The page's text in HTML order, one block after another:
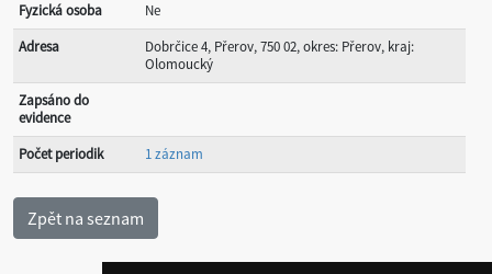
Fyzická osoba
Ne
Adresa
Dobrčice 4, Přerov, 750 02, okres: Přerov, kraj:
Olomoucký
Zapsáno do
evidence
Počet periodik
1 záznam